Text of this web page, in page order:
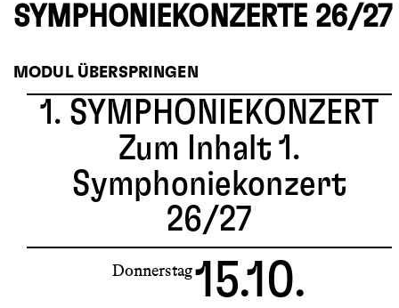
SYMPHONIEKONZERTE 26/27
MODUL ÜBERSPRINGEN
1. SYMPHONIEKONZERT
Zum Inhalt 1.
Symphoniekonzert
26/27
Donnerstag15.10.